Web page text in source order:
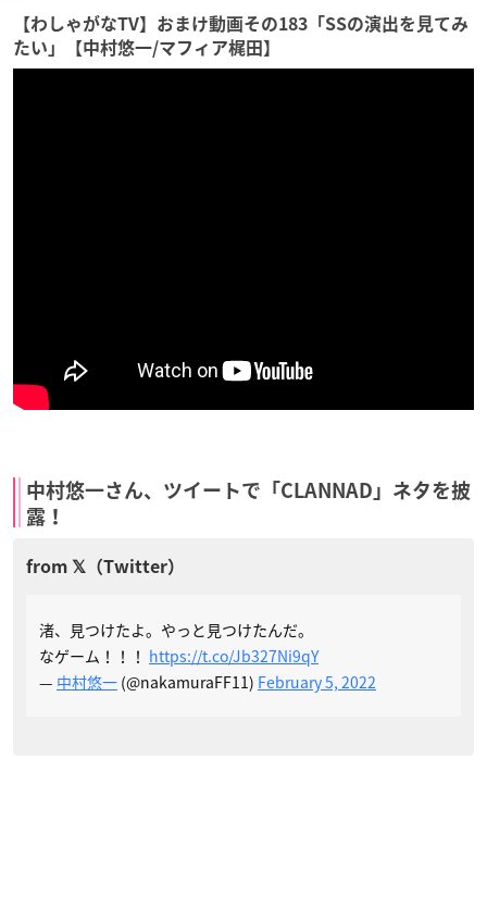
【わしゃがなTV】おまけ動画その183「SSの演出を見てみ
たい」【中村悠一/マフィア梶田】
中村悠一さん、ツイートで「CLANNAD」ネタを披
露！
渚、見つけたよ。やっと見つけたんだ。
なゲーム！！！ https://t.co/Jb327Ni9qY
— 中村悠一 (@nakamuraFF11) February 5, 2022